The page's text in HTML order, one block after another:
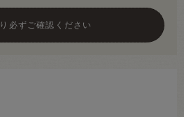
必ずご確認ください